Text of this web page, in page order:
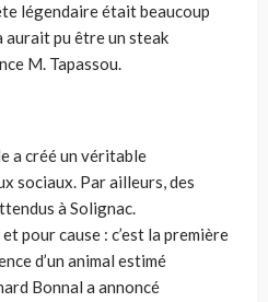
légendaire était beaucoup
aurait pu être un steak
M. Tapassou.
a créé un véritable
sociaux. Par ailleurs, des
à Solignac.
pour cause : c’est la première
d’un animal estimé
Bonnal a annoncé